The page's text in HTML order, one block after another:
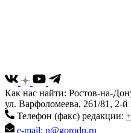
Как нас найти: Ростов-на-
ул. Варфоломеева, 261/81, 2-й
Телефон (факс) редакции:
e-mail: n@gorodn.ru